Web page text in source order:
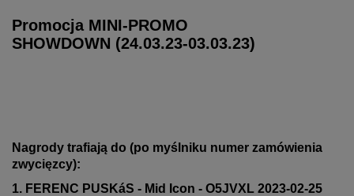
Promocja MINI-PROMO
SHOWDOWN (24.03.23-03.03.23)
Nagrody trafiają do (po myślniku numer zamówienia
zwycięzcy):
1. FERENC PUSKáS - Mid Icon - O5JVXL 2023-02-25